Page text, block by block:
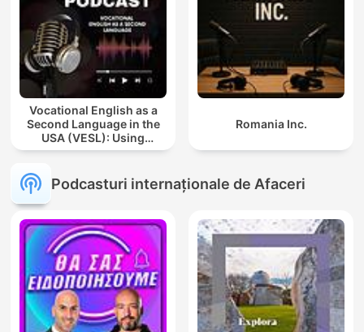
Vocational English as a
Second Language in the
USA (VESL): Using
English for Jobs and
Romania Inc.
Podcasturi internaționale de Afaceri